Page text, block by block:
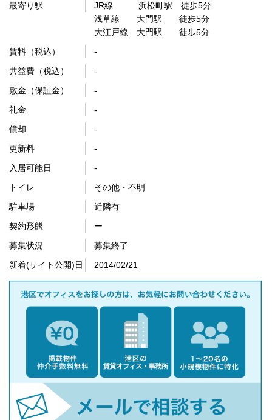
最寄り駅
JR線 浜松町駅 徒歩5分
浅草線 大門駅 徒歩5分
大江戸線 大門駅 徒歩5分
賃料（税込）
-
共益費（税込）
-
敷金（保証金）
-
礼金
-
償却
-
更新料
-
入居可能日
-
トイレ
その他・不明
駐車場
近隣有
契約形態
ー
募集状況
募集終了
新着(サイト公開)日
2014/02/21